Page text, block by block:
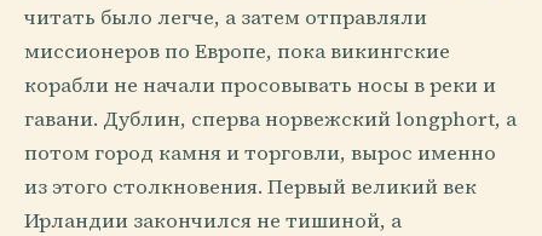
читать было легче, а затем отправляли
миссионеров по Европе, пока викингские
корабли не начали просовывать носы в реки и
гавани. Дублин, сперва норвежский longphort, а
потом город камня и торговли, вырос именно
из этого столкновения. Первый великий век
Ирландии закончился не тишиной, а